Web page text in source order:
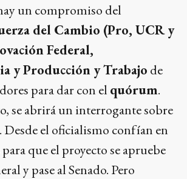
un compromiso del
del Cambio (Pro, UCR y
Federal,
y Producción y Trabajo de
para dar con el quórum.
se abrirá un interrogante sobre
Desde el oficialismo confían en
que el proyecto se apruebe
y pase al Senado. Pero